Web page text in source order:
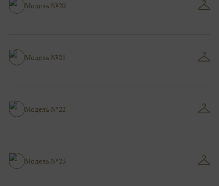
Модель №20
Модель №21
Модель №22
Модель №23